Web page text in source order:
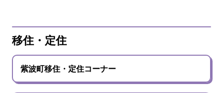
移住・定住
紫波町移住・定住コーナー